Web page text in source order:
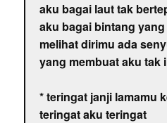
aku bagai laut tak
aku bagai bintang
melihat dirimu ada
yang membuat aku tak
* teringat janji lamamu
teringat aku teringat